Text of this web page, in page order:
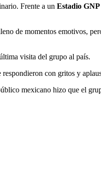
Frente a un Estadio GNP
de momentos emotivos,
visita del grupo al país.
con gritos y
mexicano hizo que el